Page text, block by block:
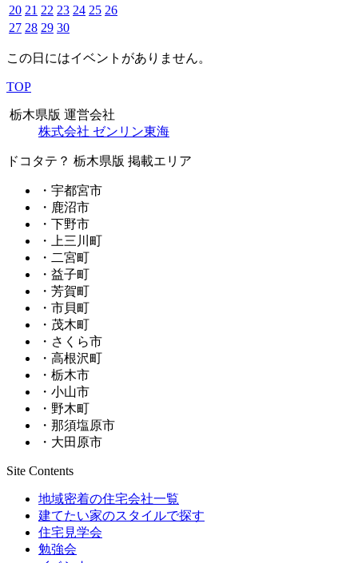
20 21 22 23 24 25 26
27 28 29 30
この日にはイベントがありません。
TOP
栃木県版 運営会社
株式会社 ゼンリン東海
ドコタテ？ 栃木県版 掲載エリア
・宇都宮市
・鹿沼市
・下野市
・上三川町
・二宮町
・益子町
・芳賀町
・市貝町
・茂木町
・さくら市
・高根沢町
・栃木市
・小山市
・野木町
・那須塩原市
・大田原市
Site Contents
地域密着の住宅会社一覧
建てたい家のスタイルで探す
住宅見学会
勉強会